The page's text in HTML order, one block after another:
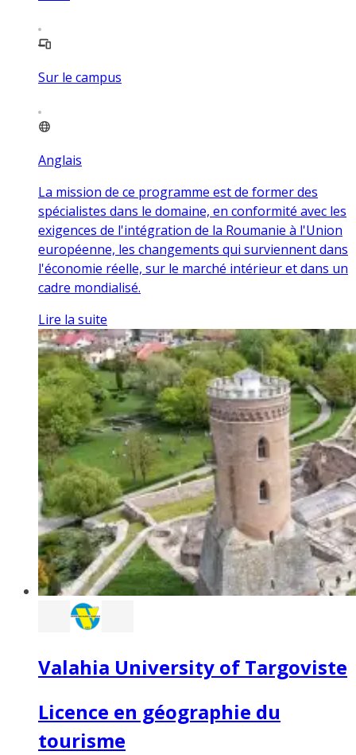
Sur le campus
Anglais
La mission de ce programme est de former des
spécialistes dans le domaine, en conformité avec les
exigences de l'intégration de la Roumanie à l'Union
européenne, les changements qui surviennent dans
l'économie réelle, sur le marché intérieur et dans un
cadre mondialisé.
Lire la suite
Valahia University of Targoviste
Licence en géographie du
tourisme